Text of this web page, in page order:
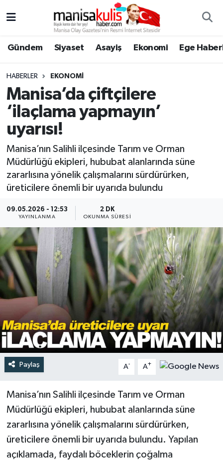
Gündem Siyaset Asayiş Ekonomi Ege
HABERLER EKONOMI
Manisa’da çiftçilere
‘ilaçlama yapmayın’
uyarısı!
Manisa’nın Salihli ilçesinde Tarım ve Orman
Müdürlüğü ekipleri, hububat alanlarında süne
zararlısına yönelik çalışmalarını sürdürürken,
üreticilere önemli bir uyarıda bulundu
09.05.2026 - 12:53
YAYINLANMA
2 DK
OKUNMA SÜRESI
Paylaş A- A+
Manisa’nın Salihli ilçesinde Tarım ve Orman
Müdürlüğü ekipleri, hububat alanlarında süne
zararlısına yönelik çalışmalarını sürdürürken,
üreticilere önemli bir uyarıda bulundu. Yapılan
açıklamada, faydalı böceklerin çoğalma
Ege Haberleri
Ekonomi
Genel
Resmi İlan
Siyaset
Spor
Türkiye
Yaşam
Yunusemre Hava Durumu
Yunusemre Trafik Yoğunluk Haritası
Süper Lig Puan Durumu ve Fikstür
Son Dakika Haberleri
Haber Arşivi